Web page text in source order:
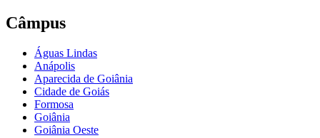
Câmpus
Águas Lindas
Anápolis
Aparecida de Goiânia
Cidade de Goiás
Formosa
Goiânia
Goiânia Oeste